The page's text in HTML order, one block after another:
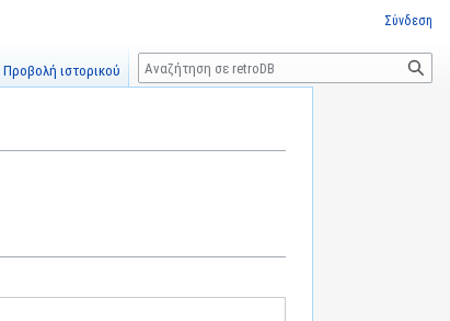
Σύνδεση
Προβολή ιστορικού
Αναζήτηση